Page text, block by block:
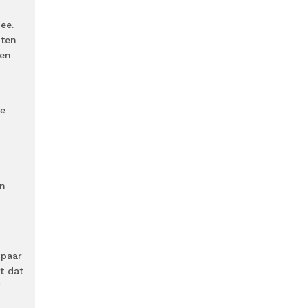
dat